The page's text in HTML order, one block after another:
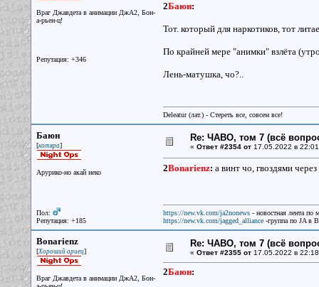
Враг Джавдета в анимации ДжА2, Бон-
а-рьен-ц!
Репутация: +346
2Баюн:
Тот. который для наркотиков, тот
По крайней мере "анимки" взлёта
Лень-матушка, чо?..
Deleatur (лат.) - Стереть все, совсем все!
Баюн
[котяра]
Арурико-но акай неко
Пол:
Репутация: +185
Re: ЧАВО, том 7 (всё
« Ответ #2354 от17.05.2022 в
2Bonarienz: а винт чо, гвоздями
https://new.vk.com/ja2nonews- новостная лента по
https://new.vk.com/jagged_alliance-группа по JA в
Bonarienz
[Хороший ариец]
Враг Джавдета в анимации ДжА2, Бон-
Re: ЧАВО, том 7 (всё
« Ответ #2355 от17.05.2022 в
2Баюн: